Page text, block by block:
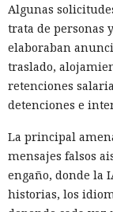
conectó al menos
consulta DNS
alrededor del
En una conexión
DNS para obtener
bloquear un
algunos
directamente en
ni el dominio ni el
Algunas
trata de personas
elaboraban
traslado,
retenciones
detenciones e
La principal
mensajes falsos
engaño, donde la
historias, los